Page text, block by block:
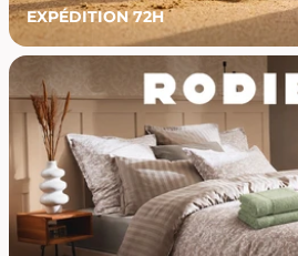
EXPÉDITION 72H